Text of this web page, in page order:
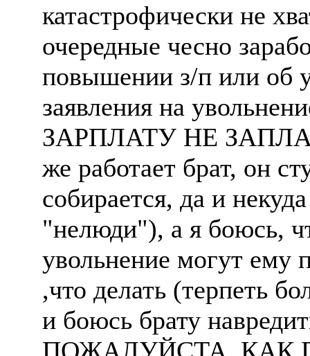
катастрофически не
очередные чесно
повышении з/п или об
заявления на
ЗАРПЛАТУ НЕ
же работает брат, он
собирается, да и
"нелюди"), а я боюсь,
увольнение могут ему
,что делать (терпеть
и боюсь брату